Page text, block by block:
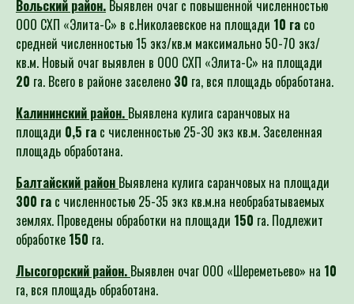
ООО СХП «Элита-С» в с.Николаевское на площади10 гасо
средней численностью 15 экз/кв.м максимально 50-70 экз/
кв.м. Новый очаг выявлен в ООО СХП «Элита-С» на площади
20га. Всего в районе заселено30га, вся площадь обработана.
Калининский район. Выявлена кулига саранчовых на
площади0,5 гас численностью 25-30 экз кв.м. Заселенная
площадь обработана.
Балтайский район Выявлена кулига саранчовых на площади
300 гас численностью 25-35 экз кв.м.на необрабатываемых
землях. Проведены обработки на площади150га. Подлежит
обработке150га.
Лысогорский район. Выявлен очаг ООО «Шереметьево» на 10
га, вся площадь обработана.